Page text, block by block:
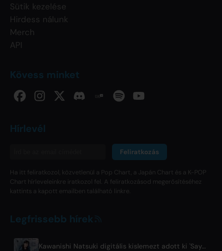
Sütik kezelése
Hirdess nálunk
Merch
API
Kövess minket
Hírlevél
Feliratkozás
Ha itt feliratkozol, közvetlenül a Pop Chart, a Japán Chart és a K-POP
Chart hírleveleinkre iratkozol fel. A feliratkozásod megerősítéséhez
kattints a kapott emailben található linkre.
Legfrissebb hírek
Kawanishi Natsuki digitális kislemezt adott ki 'Sayonara wa Ichiban Kirei na Atashi de' címmel